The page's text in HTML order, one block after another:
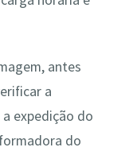
antes
a
expedição do
do